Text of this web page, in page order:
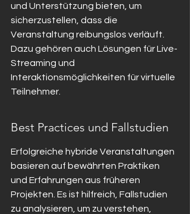
und Unterstützung bieten, um
sicherzustellen, dass die
Veranstaltung reibungslos verläuft.
Dazu gehören auch Lösungen für Live-
Streaming und
Interaktionsmöglichkeiten für virtuelle
Teilnehmer.
Best Practices und Fallstudien
Erfolgreiche hybride Veranstaltungen
basieren auf bewährten Praktiken
und Erfahrungen aus früheren
Projekten. Es ist hilfreich, Fallstudien
zu analysieren, um zu verstehen,